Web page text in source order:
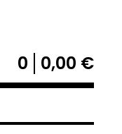
0 0,00 €